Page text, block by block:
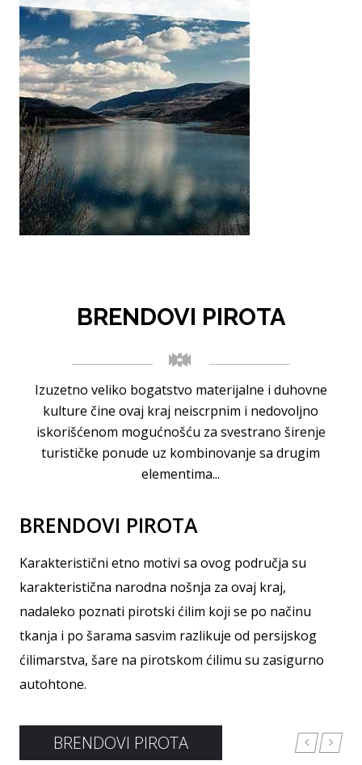
BRENDOVI PIROTA
Izuzetno veliko bogatstvo materijalne i duhovne
kulture čine ovaj kraj neiscrpnim i nedovoljno
iskorišćenom mogućnošću za svestrano širenje
turističke ponude uz kombinovanje sa drugim
elementima...
BRENDOVI PIROTA
Karakteristični etno motivi sa ovog područja su
karakteristična narodna nošnja za ovaj kraj,
nadaleko poznati pirotski ćilim koji se po načinu
tkanja i po šarama sasvim razlikuje od persijskog
ćilimarstva, šare na pirotskom ćilimu su zasigurno
autohtone.
BRENDOVI PIROTA